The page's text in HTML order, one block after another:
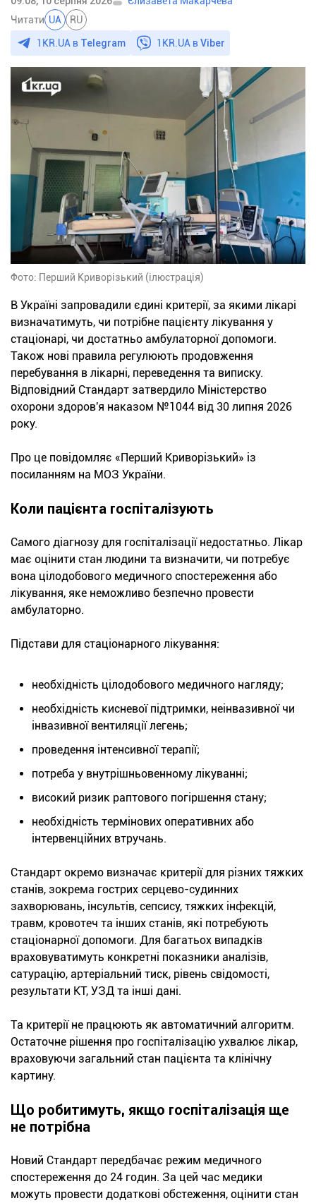
Читати UA RU
1KR.UA в Telegram 1KR.UA вViber
Фото: Перший Криворізький (ілюстрація)
В Україні запровадили єдині критерії, за якими лікарі
визначатимуть, чи потрібне пацієнту лікування у
стаціонарі, чи достатньо амбулаторної допомоги.
Також нові правила регулюють продовження
перебування в лікарні, переведення та виписку.
Відповідний Стандарт затвердило Міністерство
охорони здоров'я наказом №1044 від 30 липня 2026
року.
Про це повідомляє «Перший Криворізький» із
посиланням на МОЗ України.
Коли пацієнта госпіталізують
Самого діагнозу для госпіталізації недостатньо. Лікар
має оцінити стан людини та визначити, чи потребує
вона цілодобового медичного спостереження або
лікування, яке неможливо безпечно провести
амбулаторно.
Підстави для стаціонарного лікування:
необхідність цілодобового медичного нагляду;
необхідність кисневої підтримки, неінвазивної чи
інвазивної вентиляції легень;
проведення інтенсивної терапії;
потреба у внутрішньовенному лікуванні;
високий ризик раптового погіршення стану;
необхідність термінових оперативних або
інтервенційних втручань.
Стандарт окремо визначає критерії для різних тяжких
станів, зокрема гострих серцево-судинних
захворювань, інсультів, сепсису, тяжких інфекцій,
травм, кровотеч та інших станів, які потребують
стаціонарної допомоги. Для багатьох випадків
враховуватимуть конкретні показники аналізів,
сатурацію, артеріальний тиск, рівень свідомості,
результати КТ, УЗД та інші дані.
Та критерії не працюють як автоматичний алгоритм.
Остаточне рішення про госпіталізацію ухвалює лікар,
враховуючи загальний стан пацієнта та клінічну
картину.
Що робитимуть, якщо госпіталізація ще
не потрібна
Новий Стандарт передбачає режим медичного
спостереження до 24 годин. За цей час медики
можуть провести додаткові обстеження, оцінити стан